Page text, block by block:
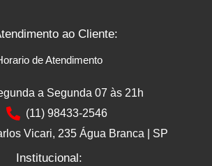
ao Cliente:
de Atendimento
a Segunda 07 às 21h
(11) 98433-2546
Vicari, 235 Água Branca | SP
Institucional: